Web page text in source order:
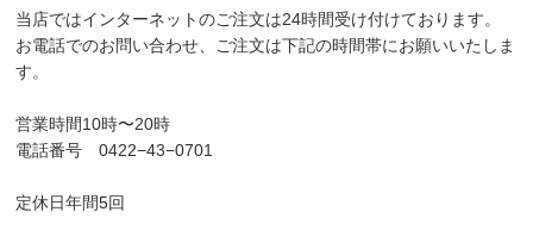
当店ではインターネットのご注文は24時間受け付けております。
お電話でのお問い合わせ、ご注文は下記の時間帯にお願いいたしま
す。
営業時間10時〜20時
電話番号 0422−43−0701
定休日年間5回